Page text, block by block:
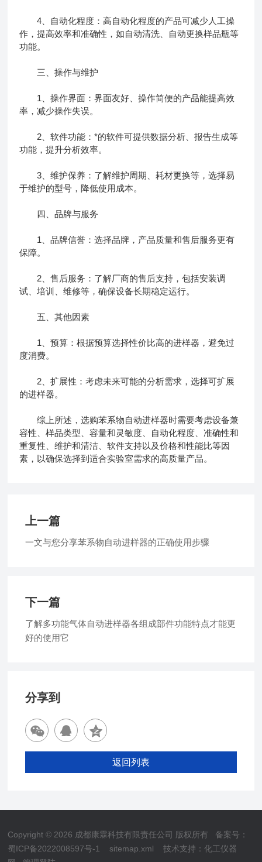
4、自动化程度：高自动化程度的产品可减少人工操
作，提高效率和准确性，如自动清洗、自动更换样品瓶等
功能。
三、操作与维护
1、操作界面：界面友好、操作简便的产品能提高效
率，减少操作失误。
2、软件功能：*的软件可提供数据分析、报告生成等
功能，提升分析效率。
3、维护保养：了解维护周期、耗材更换等，选择易
于维护的型号，降低使用成本。
四、品牌与服务
1、品牌信誉：选择品牌，产品质量和售后服务更有
保障。
2、售后服务：了解厂商的售后支持，包括安装调
试、培训、维修等，确保设备长期稳定运行。
五、其他因素
1、预算：根据预算选择性价比高的进样器，避免过
度消费。
2、扩展性：考虑未来可能的分析需求，选择可扩展
的进样器。
综上所述，选购苯系物自动进样器时需要考虑设备兼
容性、样品类型、容量和灵敏度、自动化程度、准确性和
重复性、维护和清洁、软件支持以及价格和性能比等因
素，以确保选择到适合实验室需求的高质量产品。
上一篇
一文与您分享苯系物自动进样器的正确使用步骤
下一篇
了解多功能气体自动进样器各组成部件功能特点才能更
好的使用它
分享到
返回列表
Copyright © 2026 成都康霖科技有限责任公司 版权所有 备案号：
蜀ICP备2022008597号-1
sitemap.xml 技术支持：化工仪器